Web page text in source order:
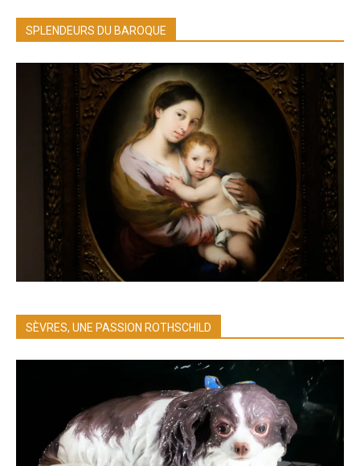
SPLENDEURS DU BAROQUE
SÈVRES, UNE PASSION ROTHSCHILD